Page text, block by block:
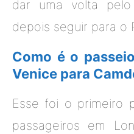
dar uma volta
depois seguir para o
Como é o
Venice para
Esse foi o primeiro
passageiros em